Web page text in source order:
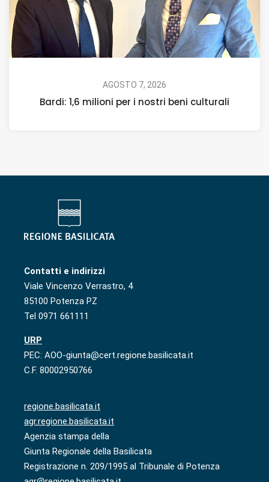
AGOSTO 7, 2026
Bardi: 1,6 milioni per i nostri beni culturali
Contatti e indirizzi
Viale Vincenzo Verrastro, 4
85100 Potenza PZ
Tel 0971 661111
URP
PEC: AOO-giunta@cert.regione.basilicata.it
C.F. 80002950766
regione.basilicata.it
agr.regione.basilicata.it
Agenzia stampa della
Giunta Regionale della Basilicata
Registrazione n. 209/1995 al Tribunale di Potenza